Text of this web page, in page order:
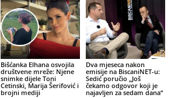
Bišćanka Elhana osvojila
društvene mreže: Njene
snimke dijele Toni
Cetinski, Marija Šerifović i
brojni mediji
Dva mjeseca nakon
emisije na BiscaniNET-u:
Sedić poručio „Još
čekamo odgovor koji je
najavljen za sedam dana“